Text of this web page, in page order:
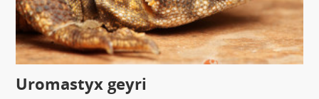
Uromastyx geyri